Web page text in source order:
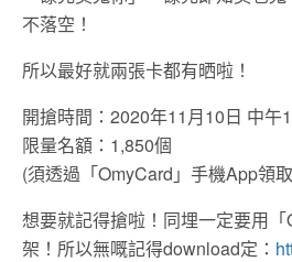
不落空！
所以最好就兩張卡都有晒啦！
開搶時間：2020年11月10日 中午
限量名額：1,850個
(須透過「OmyCard」手機App領
想要就記得搶啦！同埋一定要用
架！所以無嘅記得download定：